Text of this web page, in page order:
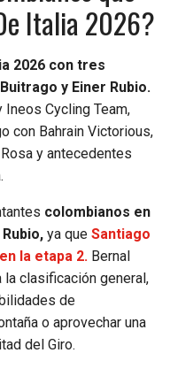
Italia 2026?
2026 con tres
y Einer Rubio.
Cycling Team,
con Bahrain Victorious,
y antecedentes
colombianos en
ya que Santiago
la etapa 2. Bernal
clasificación general,
de
o aprovechar una
del Giro.